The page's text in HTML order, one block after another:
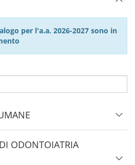
per l'a.a. 2026-2027 sono in
ODONTOIATRIA